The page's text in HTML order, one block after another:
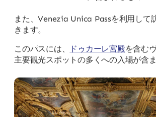
また、Venezia Unica Passを利用して
きます。
このパスには、
ドゥカーレ宮殿を含む
主要観光スポットの多くへの入場が含ま